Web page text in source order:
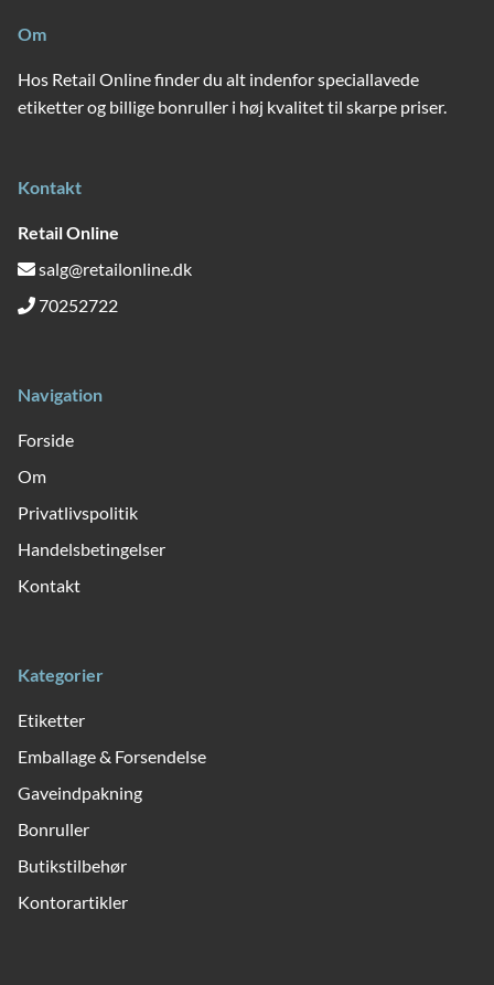
Om
Hos Retail Online finder du alt indenfor speciallavede
etiketter og billige bonruller i høj kvalitet til skarpe priser.
Kontakt
Retail Online
salg@retailonline.dk
70252722
Navigation
Forside
Om
Privatlivspolitik
Handelsbetingelser
Kontakt
Kategorier
Etiketter
Emballage & Forsendelse
Gaveindpakning
Bonruller
Butikstilbehør
Kontorartikler